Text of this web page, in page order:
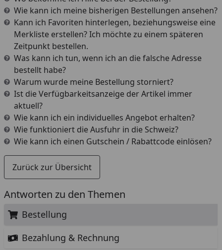
Antworten zu den Themen
Bestellung
Bezahlung & Rechnung
Wie kann ich meine bisherigen Bestellungen ansehen?
Kann ich Favoriten hinterlegen, beziehungsweise eine
Merkliste erstellen? Ich möchte zu einem späteren
Zeitpunkt bestellen.
Was kann ich tun, wenn ich an die falsche Adresse
bestellt habe?
Warum wurde meine Bestellung storniert?
Ist die Verfügbarkeitsanzeige der Artikel immer
aktuell?
Wie kann ich ein individuelles Angebot erhalten?
Wie funktioniert die Ausfuhr in die Schweiz?
Wie kann ich einen Gutschein / Rabattcode einlösen?
Zurück zur Übersicht